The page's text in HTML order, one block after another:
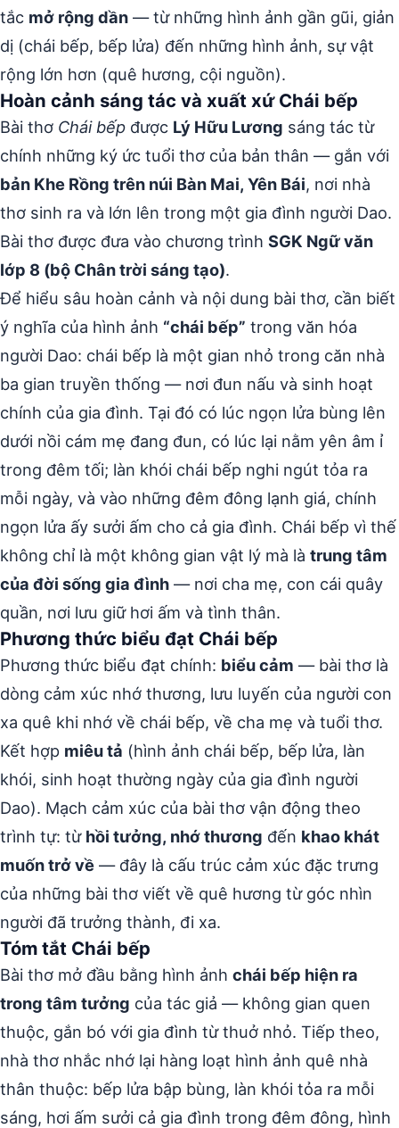
tắc mở rộng dần — từ những hình ảnh gần gũi, giản
dị (chái bếp, bếp lửa) đến những hình ảnh, sự vật
rộng lớn hơn (quê hương, cội nguồn).
Hoàn cảnh sáng tác và xuất xứ Chái bếp
Bài thơ Chái bếp được Lý Hữu Lương sáng tác từ
chính những ký ức tuổi thơ của bản thân — gắn với
bản Khe Rồng trên núi Bàn Mai, Yên Bái, nơi nhà
thơ sinh ra và lớn lên trong một gia đình người Dao.
Bài thơ được đưa vào chương trình SGK Ngữ văn
lớp 8 (bộ Chân trời sáng tạo).
Để hiểu sâu hoàn cảnh và nội dung bài thơ, cần biết
ý nghĩa của hình ảnh “chái bếp” trong văn hóa
người Dao: chái bếp là một gian nhỏ trong căn nhà
ba gian truyền thống — nơi đun nấu và sinh hoạt
chính của gia đình. Tại đó có lúc ngọn lửa bùng lên
dưới nồi cám mẹ đang đun, có lúc lại nằm yên âm ỉ
trong đêm tối; làn khói chái bếp nghi ngút tỏa ra
mỗi ngày, và vào những đêm đông lạnh giá, chính
ngọn lửa ấy sưởi ấm cho cả gia đình. Chái bếp vì thế
không chỉ là một không gian vật lý mà là trung tâm
của đời sống gia đình — nơi cha mẹ, con cái quây
quần, nơi lưu giữ hơi ấm và tình thân.
Phương thức biểu đạt Chái bếp
Phương thức biểu đạt chính: biểu cảm — bài thơ là
dòng cảm xúc nhớ thương, lưu luyến của người con
xa quê khi nhớ về chái bếp, về cha mẹ và tuổi thơ.
Kết hợp miêu tả (hình ảnh chái bếp, bếp lửa, làn
khói, sinh hoạt thường ngày của gia đình người
Dao). Mạch cảm xúc của bài thơ vận động theo
trình tự: từ hồi tưởng, nhớ thương đến khao khát
muốn trở về — đây là cấu trúc cảm xúc đặc trưng
của những bài thơ viết về quê hương từ góc nhìn
người đã trưởng thành, đi xa.
Tóm tắt Chái bếp
Bài thơ mở đầu bằng hình ảnh chái bếp hiện ra
trong tâm tưởng của tác giả — không gian quen
thuộc, gắn bó với gia đình từ thuở nhỏ. Tiếp theo,
nhà thơ nhắc nhớ lại hàng loạt hình ảnh quê nhà
thân thuộc: bếp lửa bập bùng, làn khói tỏa ra mỗi
sáng, hơi ấm sưởi cả gia đình trong đêm đông, hình